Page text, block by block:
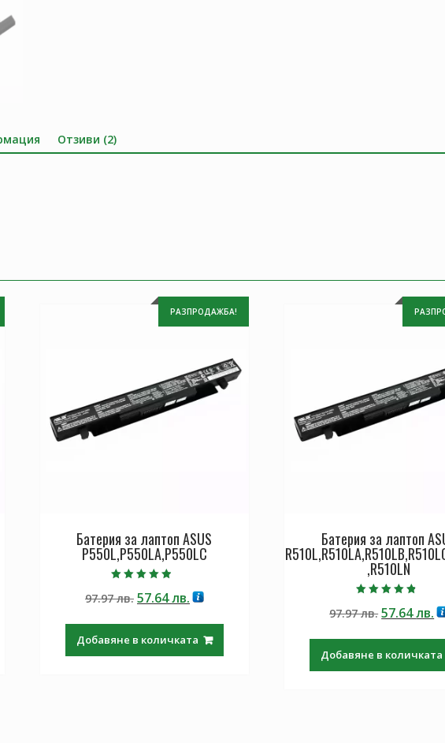
Отзиви (2)
РАЗПРОДАЖБА!
Батерия за лаптоп ASUS
P550L,P550LA,P550LC
4.50
от 5
97.97лв. Original
97.97 лв..
57.64лв.Текущата
57.64 лв..
Добавяне в количката
Батерия за лаптоп
,R510LN
4.50
от 5
97.97лв. Original
97.97 лв..
57.64лв.
Добавяне в количката